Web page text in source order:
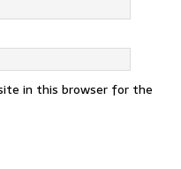
in this browser for the